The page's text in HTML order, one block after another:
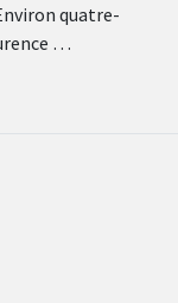
quatre-
…